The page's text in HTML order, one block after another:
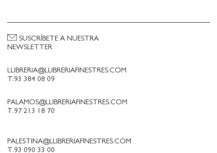
LLIBRERIA@LLIBRERIAFINESTRES.COM
T.93 384 08 09
PALAMOS@LLIBRERIAFINESTRES.COM
T.97 213 18 70
PALESTINA@LLIBRERIAFINESTRES.COM
T.93 090 33 00
SUSCRÍBETE A NUESTRA
NEWSLETTER